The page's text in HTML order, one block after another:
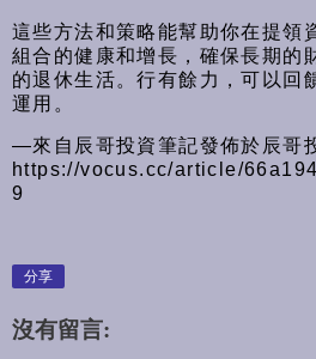
這些方法和策略能幫助你在提領
組合的健康和增長，確保長期的
的退休生活。行有餘力​，可以回
運用。
—來自辰哥投資筆記發佈於辰哥
https://vocus.cc/article/
9
分享
沒有留言: